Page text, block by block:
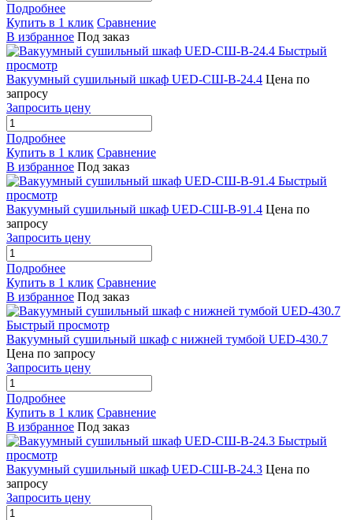
Подробнее
Купить в 1 клик Сравнение
В избранное Под заказ
Быстрый
просмотр
Вакуумный сушильный шкаф UED-СШ-В-24.4 Цена по
запросу
Запросить цену
Подробнее
Купить в 1 клик Сравнение
В избранное Под заказ
Быстрый
просмотр
Вакуумный сушильный шкаф UED-СШ-В-91.4 Цена по
запросу
Запросить цену
Подробнее
Купить в 1 клик Сравнение
В избранное Под заказ
Быстрый просмотр
Вакуумный сушильный шкаф с нижней тумбой UED-430.7
Цена по запросу
Запросить цену
Подробнее
Купить в 1 клик Сравнение
В избранное Под заказ
Быстрый
просмотр
Вакуумный сушильный шкаф UED-СШ-В-24.3 Цена по
запросу
Запросить цену